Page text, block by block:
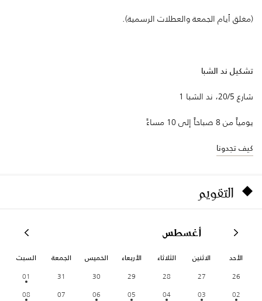
(مغلق أيام الجمعة والعطلات الرسمية).
تشكيل ند الشبا
شارع 20/5، ند الشبا 1
يومياً من 8 صباحاً إلى 10 مساءً
كيف تجدونا
التقويم
أغسطس
الأحد الاثنين الثلاثاء الأربعاء الخميس الجمعة السبت
26
27
28
29
30
31
01
02
03
04
05
06
07
08